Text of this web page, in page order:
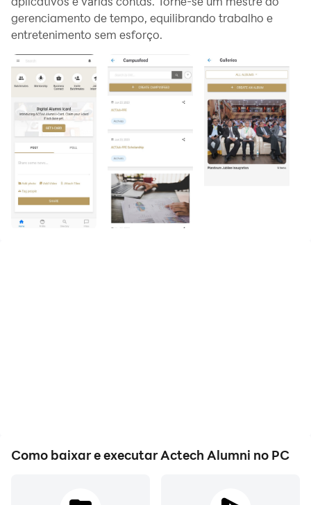
gerenciamento de tempo, equilibrando trabalho e
entretenimento sem esforço.
Como baixar e executar Actech Alumni no PC